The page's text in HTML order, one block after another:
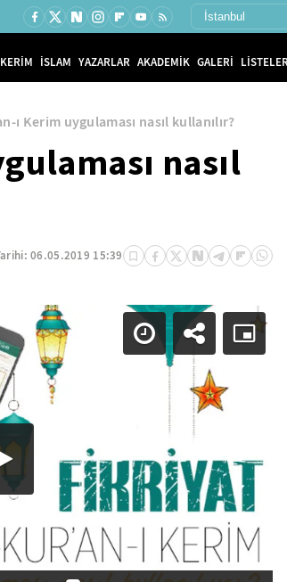
İSLAM YAZARLAR AKADEMİK GALERİ
ı Kerim uygulaması nasıl kullanılır?
nasıl
06.05.2019 15:39